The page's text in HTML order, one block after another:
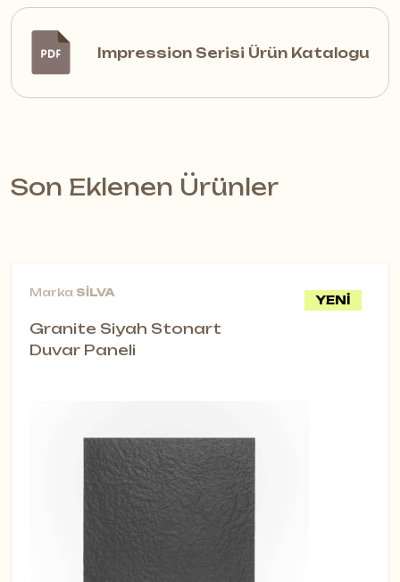
Impression Serisi Ürün Katalogu
Son Eklenen Ürünler
YENİ
Marka SİLVA
Granite Siyah Stonart
Duvar Paneli